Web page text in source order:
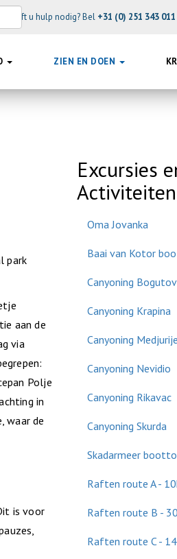
Heeft u hulp nodig? Bel +31 (0) 251 343 011
ZIEN EN DOEN
park
aan de
via
Polje
in
waar de
is voor
Excursies
Activiteiten
Oma Jovanka
Baai van Kotor
Canyoning
Canyoning Krapina
Canyoning
Canyoning Nevidio
Canyoning Rikavac
Canyoning Skurda
Skadarmeer
Raften route A -
Raften route B -
Raften route C -